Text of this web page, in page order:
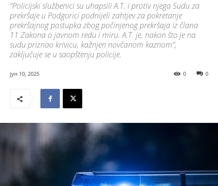
“Policijski službenici su uhapsili A.T. i protiv njega Sudu za
prekršaje u Podgorici podnijeli zahtjev za pokretanje
prekršajnog postupka zbog počinjenog prekršaja iz člana
11 Zakona o javnom redu i miru. A.T. je, nakon što je na
sudu priznao krivicu, kažnjen novčanom kaznom”,
zaključuje se u saopštenju policije.
јун 10, 2025 0
0